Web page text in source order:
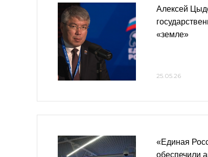
Алексей
«земле»
25.05.26
«Единая
обеспечили